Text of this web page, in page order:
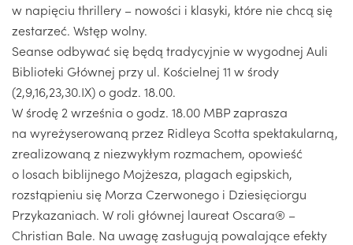
w napięciu thrillery – nowości i klasyki, które nie chcą się
zestarzeć. Wstęp wolny.
Seanse odbywać się będą tradycyjnie w wygodnej Auli
Biblioteki Głównej przy ul. Kościelnej 11 w środy
(2,9,16,23,30.IX) o godz. 18.00.
W środę 2 września o godz. 18.00 MBP zaprasza
na wyreżyserowaną przez Ridleya Scotta spektakularną,
zrealizowaną z niezwykłym rozmachem, opowieść
o losach biblijnego Mojżesza, plagach egipskich,
rozstąpieniu się Morza Czerwonego i Dziesięciorgu
Przykazaniach. W roli głównej laureat Oscara® –
Christian Bale. Na uwagę zasługują powalające efekty